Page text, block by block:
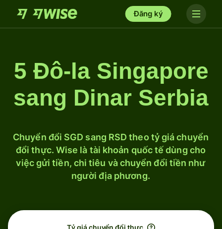
Đăng ký
5 Đô-la Singapore
sang Dinar Serbia
Chuyển đổi SGD sang RSD theo tỷ giá chuyển
đổi thực. Wise là tài khoản quốc tế dùng cho
việc gửi tiền, chi tiêu và chuyển đổi tiền như
người địa phương.
Tỷ giá chuyển đổi thực